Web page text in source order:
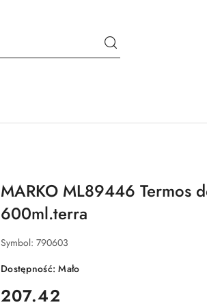
MARKO ML89446 Termos
600ml.terra
Symbol: 790603
Dostępność:Mało
cena:
207.42